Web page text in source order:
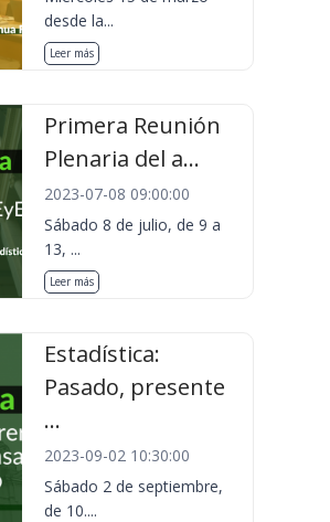
desde la...
Leer más
Primera Reunión
Plenaria del a...
2023-07-08 09:00:00
Sábado 8 de julio, de 9 a
13, ...
Leer más
Estadística:
Pasado, presente
...
2023-09-02 10:30:00
Sábado 2 de septiembre,
de 10....